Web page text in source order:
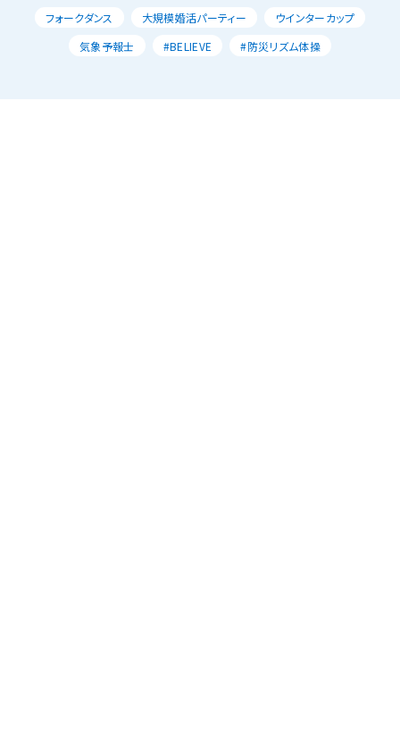
フォークダンス
大規模婚活パーティー
ウインターカップ
気象予報士
#BELIEVE #防災リズム体操